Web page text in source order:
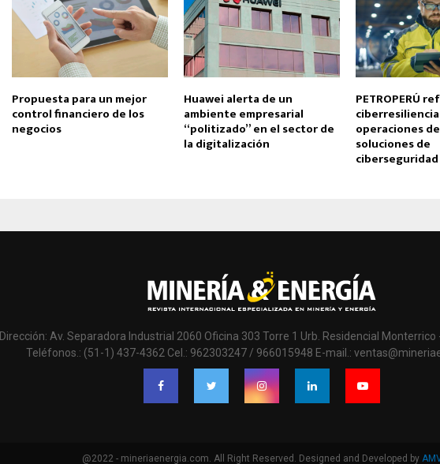
Propuesta para un mejor
control financiero de los
negocios
Huawei alerta de un
ambiente empresarial
“politizado” en el sector de
la digitalización
PETROPERÚ
operaciones
soluciones de
ciberseguridad
Dirección: Av. Separadora Industrial 2060 Oficina 303 Torre 1 Urb. Residencial Monterrico
Teléfonos.: (51-1) 437-4362 Cel.: 962303247 / 966015948 E-mail.:
@2022 - mineriaenergia.com. All Right Reserved. Designed and Developed by